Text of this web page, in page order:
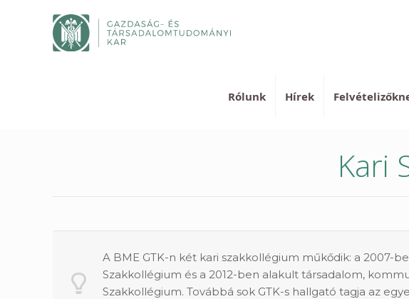
Rólunk Hírek
Kari
A BME GTK-n két kari szakkollégium műkődik: a 2007-
Szakkollégium és a 2012-ben alakult társadalom,
Szakkollégium. Továbbá sok GTK-s hallgató tagja az